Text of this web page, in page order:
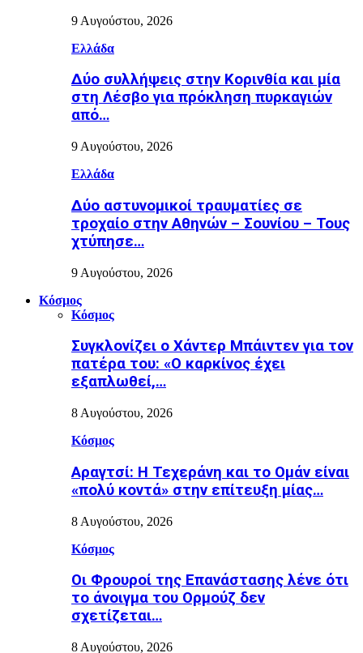
9 Αυγούστου, 2026
Ελλάδα
Δύο συλλήψεις στην Κορινθία και μία
στη Λέσβο για πρόκληση πυρκαγιών
από…
9 Αυγούστου, 2026
Ελλάδα
Δύο αστυνομικοί τραυματίες σε
τροχαίο στην Αθηνών – Σουνίου – Τους
χτύπησε…
9 Αυγούστου, 2026
Κόσμος
Κόσμος
Συγκλονίζει ο Χάντερ Μπάιντεν για τον
πατέρα του: «Ο καρκίνος έχει
εξαπλωθεί,…
8 Αυγούστου, 2026
Κόσμος
Αραγτσί: Η Τεχεράνη και το Ομάν είναι
«πολύ κοντά» στην επίτευξη μίας…
8 Αυγούστου, 2026
Κόσμος
Οι Φρουροί της Επανάστασης λένε ότι
το άνοιγμα του Ορμούζ δεν
σχετίζεται…
8 Αυγούστου, 2026